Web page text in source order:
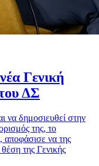
Γενική
ΔΣ
να δημοσιευθεί στην
της, το
αποφάσισε να της
της Γενικής